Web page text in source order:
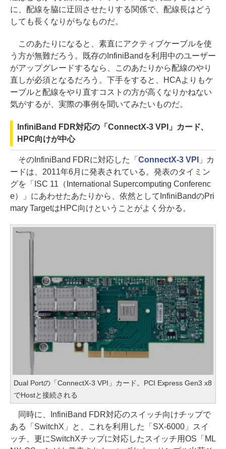
に、配線を脇に迂回させたりする関係で、配線長はどう
しても長くなりがちなものだ。
このあたりになると、素直にアクティブケーブルを使
う方が無難だろう。既存のInfiniBandを利用中のユーザー
がアップグレードするなら、このあたりから配線のやり
直しが必須となるだろう。下手をすると、HCAよりもケ
ーブルと配線をやり直すコストの方が高くなりかねない
気がするが、実際の事例を聞いてみたいものだ。
InfiniBand FDR対応の「ConnectX-3 VPI」カード、
HPC向けが中心
そのInfiniBand FDRに対応した「 ConnectX-3 VPI
」カ
ードは、2011年6月に発表されている。発表のタイミン
グを「ISC 11（International Supercomputing Conferenc
e）」にあわせたあたりから、依然としてInfiniBandのPri
mary TargetはHPC向けということがよく分かる。
Dual Portの「ConnectX-3 VPI」カード。PCI Express Gen3 x8
でHostと接続される
同時に、InfiniBand FDR対応のスイッチ向けチップで
ある「SwitchX」と、これを利用した「SX-6000」スイ
ッチ、更にSwitchXチップに対応したスイッチ用OS「ML